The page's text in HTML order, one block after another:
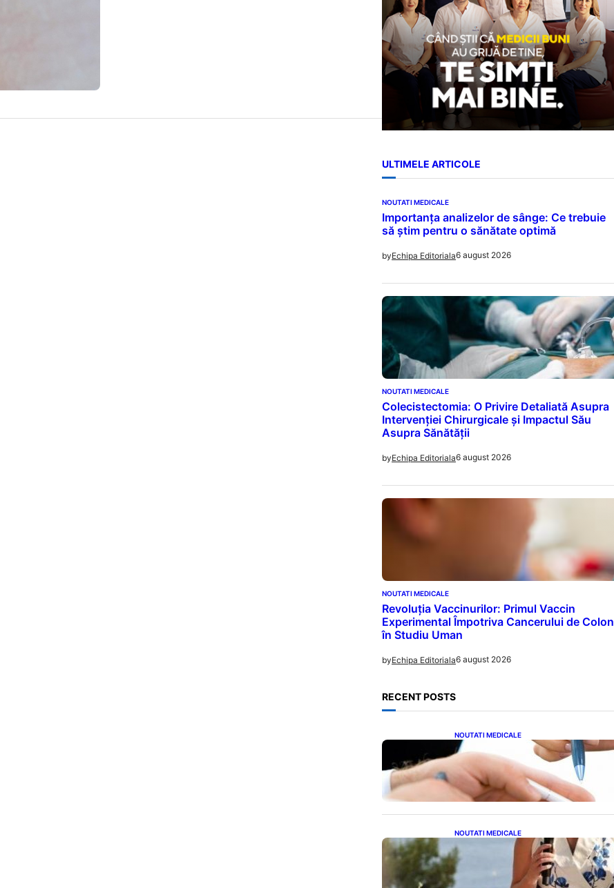
ULTIMELE ARTICOLE
NOUTATI MEDICALE
Importanța analizelor de sânge: Ce trebuie
să știm pentru o sănătate optimă
byEchipa Editoriala6 august 2026
NOUTATI MEDICALE
Colecistectomia: O Privire Detaliată Asupra
Intervenției Chirurgicale și Impactul Său
Asupra Sănătății
byEchipa Editoriala6 august 2026
NOUTATI MEDICALE
Revoluția Vaccinurilor: Primul Vaccin
Experimental Împotriva Cancerului de Colon
în Studiu Uman
byEchipa Editoriala6 august 2026
RECENT POSTS
NOUTATI MEDICALE
Acordul României cu Banca
Mondială: O Analiză Detaliată a
Împrumutului și Condițiilor
Impuse
NOUTATI MEDICALE
Nașterea prințesei Eugenie la
Lisabona: O alegere plină de
semnificație pentru familia
regală britanică